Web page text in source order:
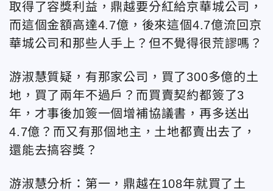
取得了容獎利益，鼎越要分紅給京華城公司，
而這個金額高達4.7億，後來這個4.7億流回京
華城公司和那些人手上？但不覺得很荒謬嗎？
游淑慧質疑，有那家公司，買了300多億的土
地，買了兩年不過戶？而買賣契約都簽了3
年，才事後加簽一個增補協議書，再多送出
4.7億？而又有那個地主，土地都賣出去了，
還能去搞容獎？
游淑慧分析：第一，鼎越在108年就買了土